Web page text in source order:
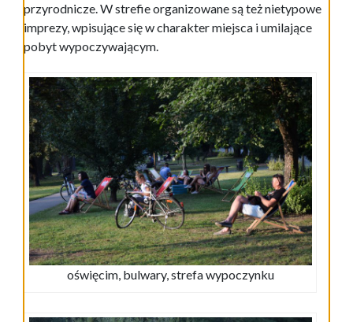
przyrodnicze. W strefie organizowane są też nietypowe
imprezy, wpisujące się w charakter miejsca i umilające
pobyt wypoczywającym.
oświęcim, bulwary, strefa wypoczynku